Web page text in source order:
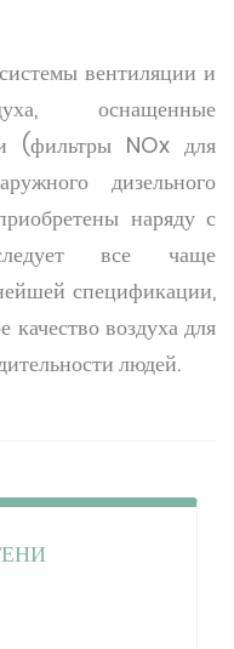
вентиляции и
оснащенные
(фильтры NOx для
дизельного
наряду с
все чаще
спецификации,
воздуха для
людей.